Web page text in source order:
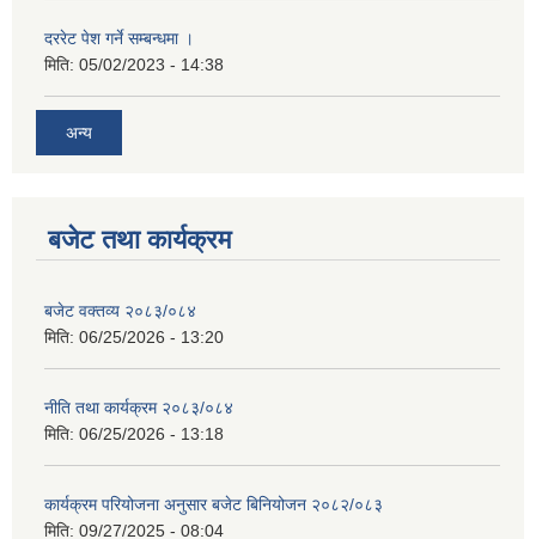
दररेट पेश गर्ने सम्बन्धमा ।
मिति: 05/02/2023 - 14:38
अन्य
बजेट तथा कार्यक्रम
बजेट वक्तव्य २०८३/०८४
मिति: 06/25/2026 - 13:20
नीति तथा कार्यक्रम २०८३/०८४
मिति: 06/25/2026 - 13:18
कार्यक्रम परियोजना अनुसार बजेट बिनियोजन २०८२/०८३
मिति: 09/27/2025 - 08:04